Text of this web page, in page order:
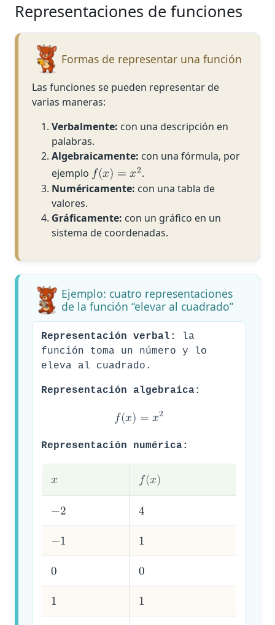
Representaciones de funciones
Formas de representar una función
Las funciones se pueden representar de
varias maneras:
Verbalmente: con una descripción en
palabras.
Algebraicamente: con una fórmula, por
ejemplo 𝑓(𝑥) = 𝑥2.
Numéricamente: con una tabla de
valores.
Gráficamente: con un gráfico en un
sistema de coordenadas.
Ejemplo: cuatro representaciones
de la función “elevar al cuadrado”
Representación verbal:
la
función toma un número y lo
eleva al cuadrado.
Representación algebraica:
𝑓(𝑥) = 𝑥2
Representación numérica:
𝑥 𝑓(𝑥)
−2
4
−1
1
0
0
1
1